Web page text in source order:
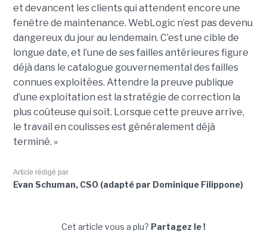
et devancent les clients qui attendent encore une
fenêtre de maintenance. WebLogic n’est pas devenu
dangereux du jour au lendemain. C’est une cible de
longue date, et l’une de ses failles antérieures figure
déjà dans le catalogue gouvernemental des failles
connues exploitées. Attendre la preuve publique
d’une exploitation est la stratégie de correction la
plus coûteuse qui soit. Lorsque cette preuve arrive,
le travail en coulisses est généralement déjà
terminé. »
Article rédigé par
Evan Schuman, CSO (adapté par Dominique Filippone)
Cet article vous a plu? Partagez le !